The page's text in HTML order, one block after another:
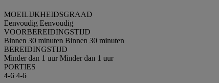
MOEILIJKHEIDSGRAAD
Eenvoudig Eenvoudig
VOORBEREIDINGSTIJD
Binnen 30 minuten Binnen 30 minuten
BEREIDINGSTIJD
Minder dan 1 uur Minder dan 1 uur
PORTIES
4-6 4-6